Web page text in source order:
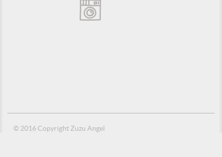
© 2016 Copyright Zuzu Angel